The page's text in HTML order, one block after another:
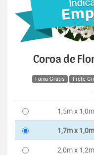
Coroa de
Faixa Grátis Frete
1,5m x 1,0m
1,7m x 1,0m
2,0m x 1,2m